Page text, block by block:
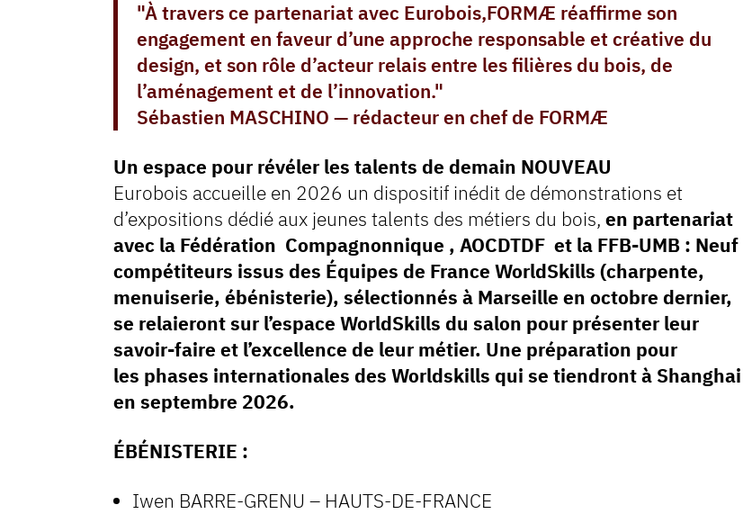
"À travers ce partenariat avec Eurobois,FORMÆ réaffirme son
engagement en faveur d’une approche responsable et créative du
design, et son rôle d’acteur relais entre les filières du bois, de
l’aménagement et de l’innovation."
Sébastien MASCHINO — rédacteur en chef de FORMÆ
Un espace pour révéler les talents de demain NOUVEAU
Eurobois accueille en 2026 un dispositif inédit de démonstrations et
d’expositions dédié aux jeunes talents des métiers du bois, en partenariat
avec la Fédération Compagnonnique , AOCDTDF et la FFB-UMB : Neuf
compétiteurs issus des Équipes de France WorldSkills (charpente,
menuiserie, ébénisterie), sélectionnés à Marseille en octobre dernier,
se relaieront sur l’espace WorldSkills du salon pour présenter leur
savoir-faire et l’excellence de leur métier. Une préparation pour
les phases internationales des Worldskills qui se tiendront à Shanghai
en septembre 2026.
ÉBÉNISTERIE :
Iwen BARRE-GRENU – HAUTS-DE-FRANCE